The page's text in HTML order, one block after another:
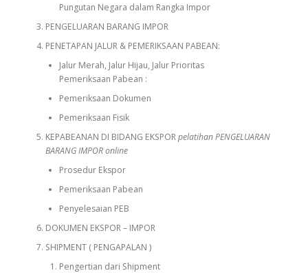
Pungutan Negara dalam Rangka Impor
PENGELUARAN BARANG IMPOR
PENETAPAN JALUR & PEMERIKSAAN PABEAN:
Jalur Merah, Jalur Hijau, Jalur Prioritas
Pemeriksaan Pabean :
Pemeriksaan Dokumen
Pemeriksaan Fisik
KEPABEANAN DI BIDANG EKSPORpelatihan PENGELUARAN
BARANG IMPOR online
Prosedur Ekspor
Pemeriksaan Pabean
Penyelesaian PEB
DOKUMEN EKSPOR – IMPOR
SHIPMENT ( PENGAPALAN )
Pengertian dari Shipment